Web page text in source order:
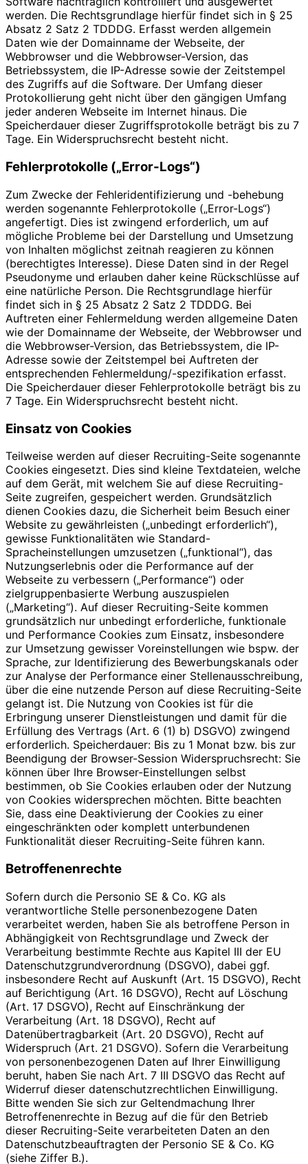
werden. Die Rechtsgrundlage hierfür findet sich in § 25
Absatz 2 Satz 2 TDDDG. Erfasst werden allgemein
Daten wie der Domainname der Webseite, der
Webbrowser und die Webbrowser-Version, das
Betriebssystem, die IP-Adresse sowie der Zeitstempel
des Zugriffs auf die Software. Der Umfang dieser
Protokollierung geht nicht über den gängigen Umfang
jeder anderen Webseite im Internet hinaus. Die
Speicherdauer dieser Zugriffsprotokolle beträgt bis zu 7
Tage. Ein Widerspruchsrecht besteht nicht.
Fehlerprotokolle („Error-Logs“)
Zum Zwecke der Fehleridentifizierung und -behebung
werden sogenannte Fehlerprotokolle („Error-Logs“)
angefertigt. Dies ist zwingend erforderlich, um auf
mögliche Probleme bei der Darstellung und Umsetzung
von Inhalten möglichst zeitnah reagieren zu können
(berechtigtes Interesse). Diese Daten sind in der Regel
Pseudonyme und erlauben daher keine Rückschlüsse auf
eine natürliche Person. Die Rechtsgrundlage hierfür
findet sich in § 25 Absatz 2 Satz 2 TDDDG. Bei
Auftreten einer Fehlermeldung werden allgemeine Daten
wie der Domainname der Webseite, der Webbrowser und
die Webbrowser-Version, das Betriebssystem, die IP-
Adresse sowie der Zeitstempel bei Auftreten der
entsprechenden Fehlermeldung/-spezifikation erfasst.
Die Speicherdauer dieser Fehlerprotokolle beträgt bis zu
7 Tage. Ein Widerspruchsrecht besteht nicht.
Einsatz von Cookies
Teilweise werden auf dieser Recruiting-Seite sogenannte
Cookies eingesetzt. Dies sind kleine Textdateien, welche
auf dem Gerät, mit welchem Sie auf diese Recruiting-
Seite zugreifen, gespeichert werden. Grundsätzlich
dienen Cookies dazu, die Sicherheit beim Besuch einer
Website zu gewährleisten („unbedingt erforderlich“),
gewisse Funktionalitäten wie Standard-
Spracheinstellungen umzusetzen („funktional“), das
Nutzungserlebnis oder die Performance auf der
Webseite zu verbessern („Performance“) oder
zielgruppenbasierte Werbung auszuspielen
(„Marketing“). Auf dieser Recruiting-Seite kommen
grundsätzlich nur unbedingt erforderliche, funktionale
und Performance Cookies zum Einsatz, insbesondere
zur Umsetzung gewisser Voreinstellungen wie bspw. der
Sprache, zur Identifizierung des Bewerbungskanals oder
zur Analyse der Performance einer Stellenausschreibung,
über die eine nutzende Person auf diese Recruiting-Seite
gelangt ist. Die Nutzung von Cookies ist für die
Erbringung unserer Dienstleistungen und damit für die
Erfüllung des Vertrags (Art. 6 (1) b) DSGVO) zwingend
erforderlich. Speicherdauer: Bis zu 1 Monat bzw. bis zur
Beendigung der Browser-Session Widerspruchsrecht: Sie
können über Ihre Browser-Einstellungen selbst
bestimmen, ob Sie Cookies erlauben oder der Nutzung
von Cookies widersprechen möchten. Bitte beachten
Sie, dass eine Deaktivierung der Cookies zu einer
eingeschränkten oder komplett unterbundenen
Funktionalität dieser Recruiting-Seite führen kann.
Betroffenenrechte
Sofern durch die Personio SE & Co. KG als
verantwortliche Stelle personenbezogene Daten
verarbeitet werden, haben Sie als betroffene Person in
Abhängigkeit von Rechtsgrundlage und Zweck der
Verarbeitung bestimmte Rechte aus Kapitel III der EU
Datenschutzgrundverordnung (DSGVO), dabei ggf.
insbesondere Recht auf Auskunft (Art. 15 DSGVO), Recht
auf Berichtigung (Art. 16 DSGVO), Recht auf Löschung
(Art. 17 DSGVO), Recht auf Einschränkung der
Verarbeitung (Art. 18 DSGVO), Recht auf
Datenübertragbarkeit (Art. 20 DSGVO), Recht auf
Widerspruch (Art. 21 DSGVO). Sofern die Verarbeitung
von personenbezogenen Daten auf Ihrer Einwilligung
beruht, haben Sie nach Art. 7 III DSGVO das Recht auf
Widerruf dieser datenschutzrechtlichen Einwilligung.
Bitte wenden Sie sich zur Geltendmachung Ihrer
Betroffenenrechte in Bezug auf die für den Betrieb
dieser Recruiting-Seite verarbeiteten Daten an den
Datenschutzbeauftragten der Personio SE & Co. KG
(siehe Ziffer B.).